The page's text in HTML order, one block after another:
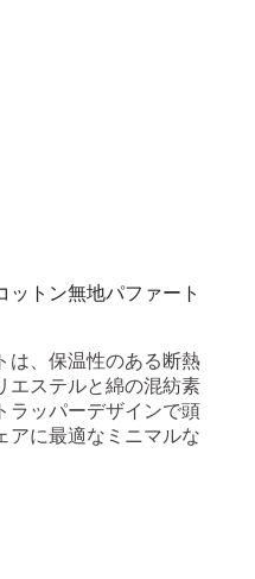
ットン無地パファート
は、保温性のある断熱
エステルと綿の混紡素
ラッパーデザインで頭
アに最適なミニマルな